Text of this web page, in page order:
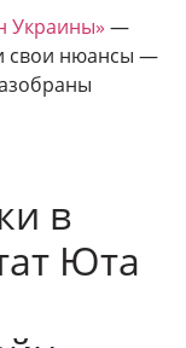
Украины» —
свои нюансы —
в
Юта